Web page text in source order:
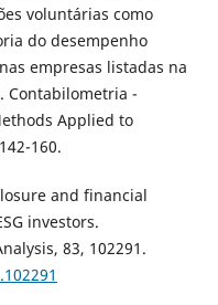
voluntárias como
do desempenho
empresas listadas na
Contabilometria -
Applied to
160.
and financial
investors.
83, 102291.